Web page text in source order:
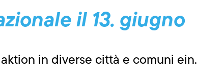
il 13. giugno
in diverse città e comuni ein.